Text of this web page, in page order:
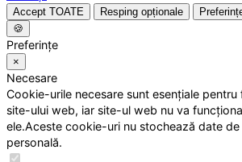
Accept TOATE Resping opționale
🍪
Preferințe
×
Necesare
Cookie-urile necesare sunt esențiale
site-ului web, iar site-ul web nu va
ele.Aceste cookie-uri nu stochează date
personală.